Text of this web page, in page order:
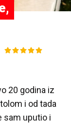
20 godina iz
i od tada
sam uputio i